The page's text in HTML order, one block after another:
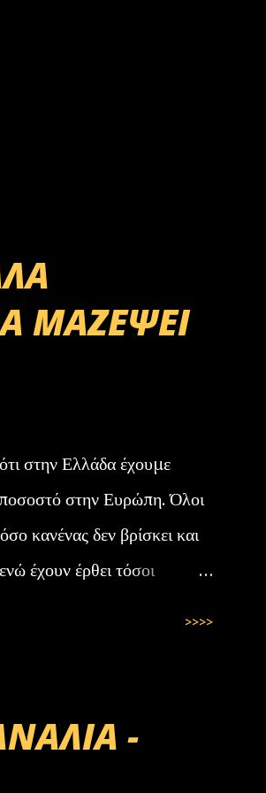
ΜΑΖΕΨΕΙ
στην Ελλάδα έχουμε
στην Ευρώπη. Όλοι
κανένας δεν βρίσκει και
έχουν έρθει τόσοι
>>>>
-